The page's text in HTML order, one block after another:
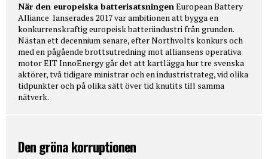
När den europeiska batterisatsningenEuropean Battery
Alliance lanserades 2017 var ambitionen att bygga en
konkurrenskraftig europeisk batteriindustri från grunden.
Nästan ett decennium senare, efter Northvolts konkurs och
med en pågående brottsutredning mot alliansens operativa
motor EIT InnoEnergy går det att kartlägga hur tre svenska
aktörer, två tidigare ministrar och en industristrateg, vid olika
tidpunkter och på olika sätt över tid knutits till samma
nätverk.
Den gröna korruptionen